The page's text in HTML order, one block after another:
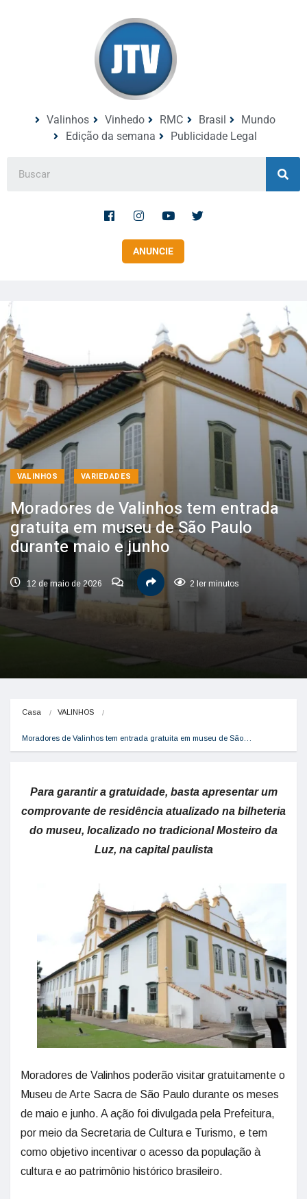
Valinhos Vinhedo RMC Brasil
Mundo
Edição da semana
Publicidade Legal
ANUNCIE
VALINHOS VARIEDADES
Moradores de Valinhos tem entrada
gratuita em museu de São Paulo
durante maio e junho
12 de maio de 2026 2 ler minutos
Casa VALINHOS
Moradores de Valinhos tem entrada gratuita em museu de São…
Para garantir a gratuidade, basta apresentar um
comprovante de residência atualizado na bilheteria
do museu, localizado no tradicional Mosteiro da
Luz, na capital paulista
Moradores de Valinhos poderão visitar gratuitamente o
Museu de Arte Sacra de São Paulo durante os meses
de maio e junho. A ação foi divulgada pela Prefeitura,
por meio da Secretaria de Cultura e Turismo, e tem
como objetivo incentivar o acesso da população à
cultura e ao patrimônio histórico brasileiro.